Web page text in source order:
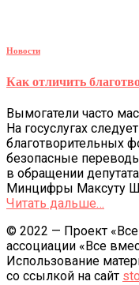
Новости
Как отличить
Вымогатели часто
На госуслугах
благотворительных
безопасные
в обращении
Минцифры Максуту
Читать дальше…
© 2022 — Проект
ассоциации «Все
Использование
со ссылкой на сайт